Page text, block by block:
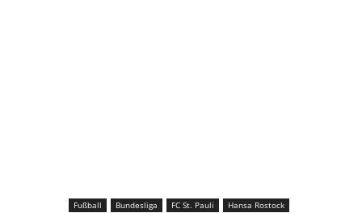
Fußball Bundesliga FC St. Pauli Hansa Rostock